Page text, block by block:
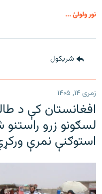
نور ولولئ ...
شريکول
زمری ۱۴, ۱۴۰۵
افغانستان کې د
لسګونو زرو
استوګنې نمرې